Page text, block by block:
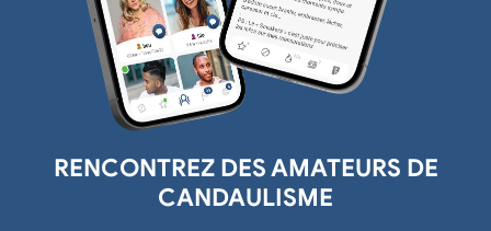
RENCONTREZ DES AMATEURS DE
CANDAULISME